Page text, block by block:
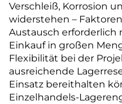
Verschleiß, Korrosion
widerstehen –
Austausch erforderlich
Einkauf in großen
Flexibilität bei der
ausreichende
Einsatz bereithalten
Einzelhandels-